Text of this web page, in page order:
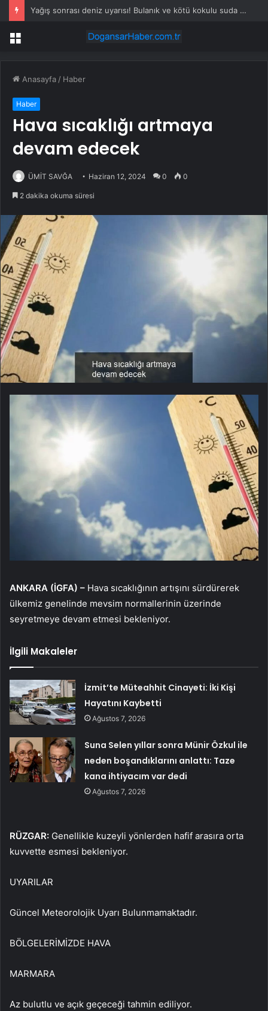
Yağış sonrası deniz uyarısı! Bulanık ve kötü kokulu suda yüzmeyin
Menü
Anasayfa / Haber
Haber
Hava sıcaklığı artmaya
devam edecek
ÜMİT SAVĞA Haziran 12, 2024 0 0
2 dakika okuma süresi
ANKARA (İGFA) – Hava sıcaklığının artışını sürdürerek
ülkemiz genelinde mevsim normallerinin üzerinde
seyretmeye devam etmesi bekleniyor.
İlgili Makaleler
İzmit’te Müteahhit Cinayeti: İki Kişi
Hayatını Kaybetti
Ağustos 7, 2026
Suna Selen yıllar sonra Münir Özkul ile
neden boşandıklarını anlattı: Taze
kana ihtiyacım var dedi
Ağustos 7, 2026
RÜZGAR: Genellikle kuzeyli yönlerden hafif arasıra orta
kuvvette esmesi bekleniyor.
UYARILAR
Güncel Meteorolojik Uyarı Bulunmamaktadır.
BÖLGELERİMİZDE HAVA
MARMARA
Az bulutlu ve açık geçeceği tahmin ediliyor.